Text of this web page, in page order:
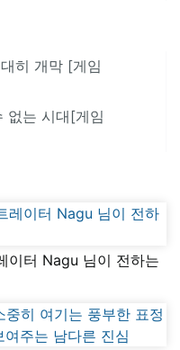
히 개막 [게임
없는 시대[게임
이터 Nagu 님이 전하는